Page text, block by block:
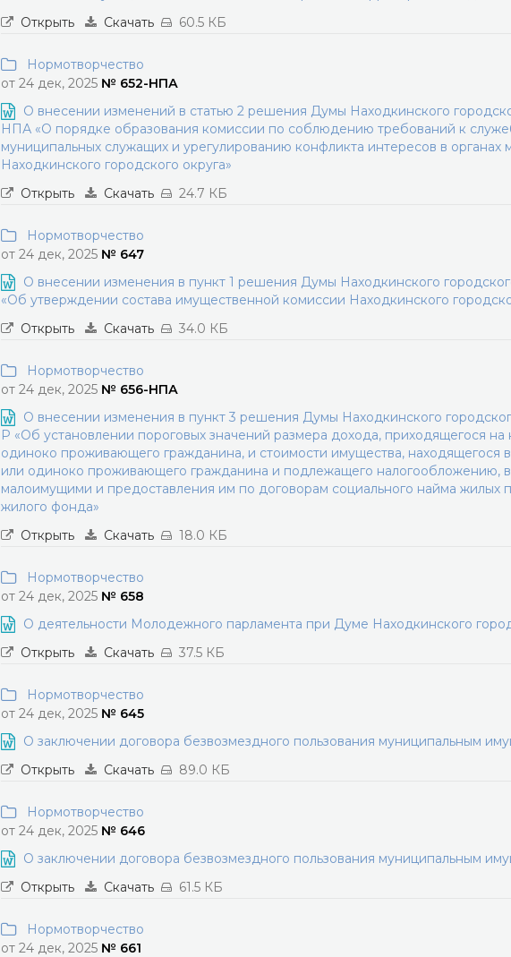
Открыть
Скачать 60.5 КБ
Нормотворчество
от 24 дек, 2025 № 652-НПА
О внесении изменений в статью 2 решения Думы Находкинского
НПА «О порядке образования комиссии по соблюдению требований к
муниципальных служащих и урегулированию конфликта интересов в органах
Находкинского городского округа»
Открыть
Скачать 24.7 КБ
Нормотворчество
от 24 дек, 2025 № 647
О внесении изменения в пункт 1 решения Думы Находкинского
«Об утверждении состава имущественной комиссии Находкинского
Открыть
Скачать 34.0 КБ
Нормотворчество
от 24 дек, 2025 № 656-НПА
О внесении изменения в пункт 3 решения Думы Находкинского
Р «Об установлении пороговых значений размера дохода, приходящегося на
одиноко проживающего гражданина, и стоимости имущества, находящегося
или одиноко проживающего гражданина и подлежащего налогообложению,
малоимущими и предоставления им по договорам социального найма жилых
жилого фонда»
Открыть
Скачать 18.0 КБ
Нормотворчество
от 24 дек, 2025 № 658
О деятельности Молодежного парламента при Думе Находкинского
Открыть
Скачать 37.5 КБ
Нормотворчество
от 24 дек, 2025 № 645
О заключении договора безвозмездного пользования муниципальным
Открыть
Скачать 89.0 КБ
Нормотворчество
от 24 дек, 2025 № 646
О заключении договора безвозмездного пользования муниципальным
Открыть
Скачать 61.5 КБ
Нормотворчество
от 24 дек, 2025 № 661